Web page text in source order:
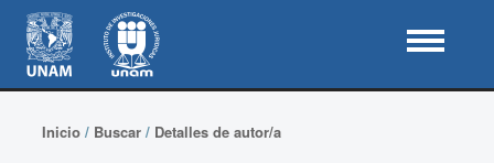
Inicio/ Buscar/ Detalles de autor/a